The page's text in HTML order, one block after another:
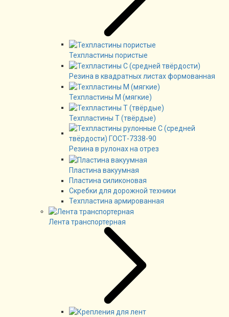
Техпластины пористые
Резина в квадратных листах формованная
Техпластины М (мягкие)
Техпластины Т (твёрдые)
Резина в рулонах на отрез
Пластина вакуумная
Пластина силиконовая
Скребки для дорожной техники
Техпластина армированная
Лента транспортерная